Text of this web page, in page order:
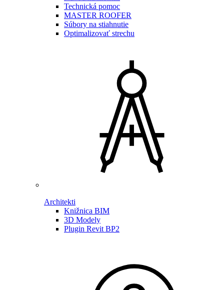
Technická pomoc
MASTER ROOFER
Súbory na stiahnutie
Optimalizovať strechu
Architekti
Knižnica BIM
3D Modely
Plugin Revit BP2